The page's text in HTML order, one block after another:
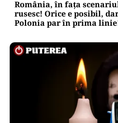
România, în fața
rusesc! Orice e posibil,
Polonia par în prima